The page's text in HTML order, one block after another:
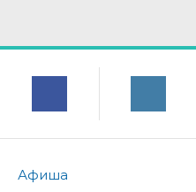
Афиша